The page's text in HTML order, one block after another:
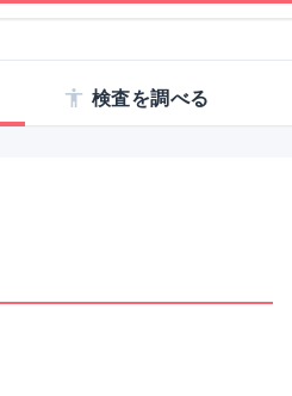
検査を調べる